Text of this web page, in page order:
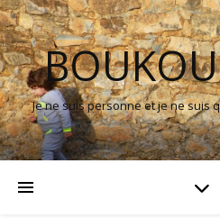
Je ne suis personne et je ne suis